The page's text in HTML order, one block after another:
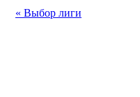
« Выбор лиги